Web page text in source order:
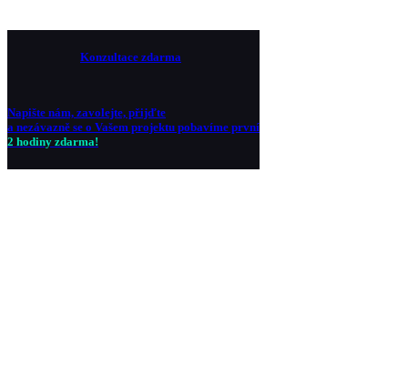
Konzultace zdarma
Napište nám, zavolejte, přijďte
a nezávazně se o Vašem projektu pobavíme první
2 hodiny zdarma!